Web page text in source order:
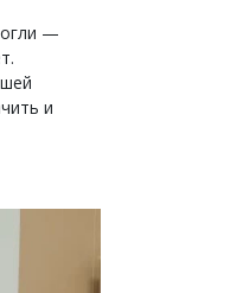
—
и